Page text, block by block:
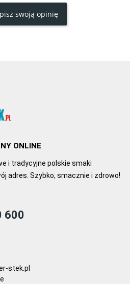
polędwicy. Miele na drobnym
nie ciemnieje
swoją opinię
ONLINE
i tradycyjne polskie smaki
adres. Szybko, smacznie i zdrowo!
600
stek.pl